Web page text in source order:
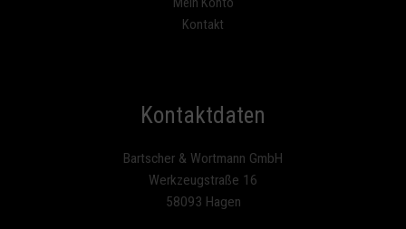
Kontakt
Kontaktdaten
Bartscher & Wortmann GmbH
Werkzeugstraße 16
58093 Hagen